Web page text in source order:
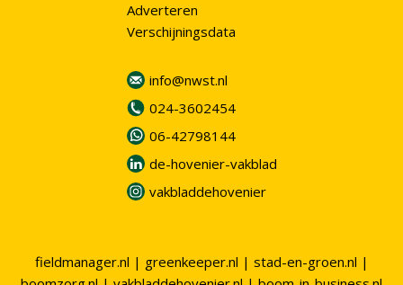
Adverteren
Verschijningsdata
info@nwst.nl
024-3602454
06-42798144
de-hovenier-vakblad
vakbladdehovenier
fieldmanager.nl | greenkeeper.nl | stad-en-groen.nl |